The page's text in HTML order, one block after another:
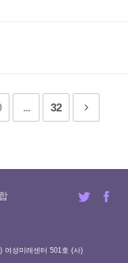
... 32
여성미래센터 501호 (사)